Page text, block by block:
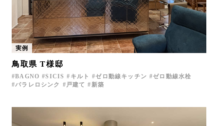
実例
鳥取県 T様邸
BAGNO SICIS キルト ゼロ動線キッチン
ゼロ動線水栓
パラレロシンク
戸建て 新築